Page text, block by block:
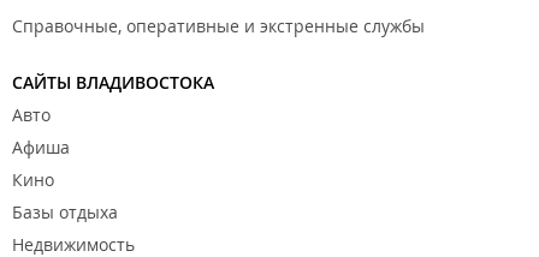
Справочные, оперативные и экстренные службы
САЙТЫ ВЛАДИВОСТОКА
Авто
Афиша
Кино
Базы отдыха
Недвижимость